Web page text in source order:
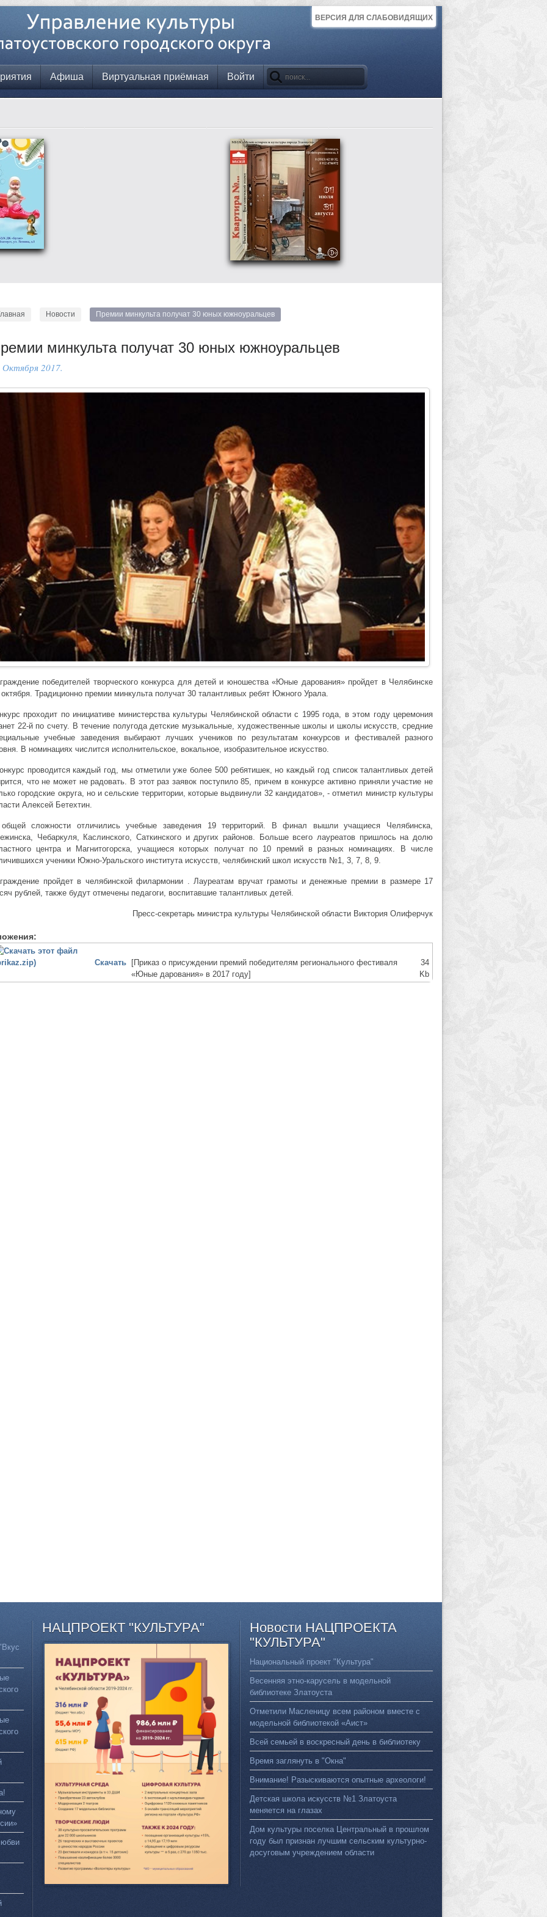
ВЕРСИЯ ДЛЯ СЛАБОВИДЯЩИХ
Афиша Виртуальная приёмная Войти
Новости Премии минкульта получат 30 юных южноуральцев
минкульта получат 30 юных южноуральцев
Октября 2017.
победителей творческого конкурса для детей и юношества «Юные дарования» пройдет в Челябинске
октября. Традиционно премии минкульта получат 30 талантливых ребят Южного Урала.
проходит по инициативе министерства культуры Челябинской области с 1995 года, в этом году церемония
22-й по счету. В течение полугода детские музыкальные, художественные школы и школы искусств, средние
учебные заведения выбирают лучших учеников по результатам конкурсов и фестивалей разного
В номинациях числится исполнительское, вокальное, изобразительное искусство.
проводится каждый год, мы отметили уже более 500 ребятишек, но каждый год список талантливых детей
что не может не радовать. В этот раз заявок поступило 85, причем в конкурсе активно приняли участие не
городские округа, но и сельские территории, которые выдвинули 32 кандидатов», - отметил министр культуры
Алексей Бетехтин.
сложности отличились учебные заведения 19 территорий. В финал вышли учащиеся Челябинска,
Чебаркуля, Каслинского, Саткинского и других районов. Больше всего лауреатов пришлось на долю
центра и Магнитогорска, учащиеся которых получат по 10 премий в разных номинациях. В числе
ученики Южно-Уральского института искусств, челябинский школ искусств №1, 3, 7, 8, 9.
пройдет в челябинской филармонии . Лауреатам вручат грамоты и денежные премии в размере 17
рублей, также будут отмечены педагоги, воспитавшие талантливых детей.
Пресс-секретарь министра культуры Челябинской области Виктория Олиферчук
Скачать [Приказ о присуждении премий победителям регионального фестиваля
«Юные дарования» в 2017 году]
34
Kb
НАЦПРОЕКТ "КУЛЬТУРА" Новости НАЦПРОЕКТА
"КУЛЬТУРА"
Национальный проект "Культура"
Весенняя этно-карусель в модельной
библиотеке Златоуста
Отметили Масленицу всем районом вместе с
модельной библиотекой «Аист»
Всей семьей в воскресный день в библиотеку
Время заглянуть в "Окна"
Внимание! Разыскиваются опытные археологи!
Детская школа искусств №1 Златоуста
меняется на глазах
Дом культуры поселка Центральный в прошлом
году был признан лучшим сельским культурно-
досуговым учреждением области